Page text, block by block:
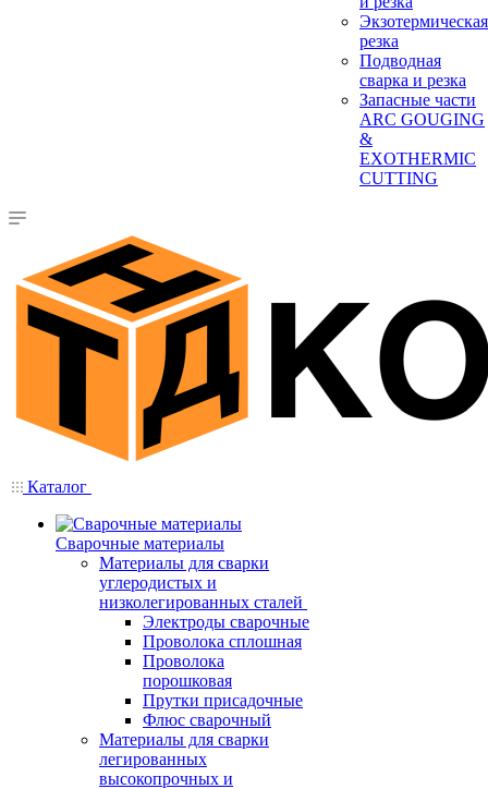
Экзотермическая
резка
Подводная
сварка и резка
Запасные части
ARC GOUGING
&
EXOTHERMIC
CUTTING
Каталог
Сварочные материалы
Материалы для сварки
углеродистых и
низколегированных сталей
Электроды сварочные
Проволока сплошная
Проволока
порошковая
Прутки присадочные
Флюс сварочный
Материалы для сварки
легированных
высокопрочных и